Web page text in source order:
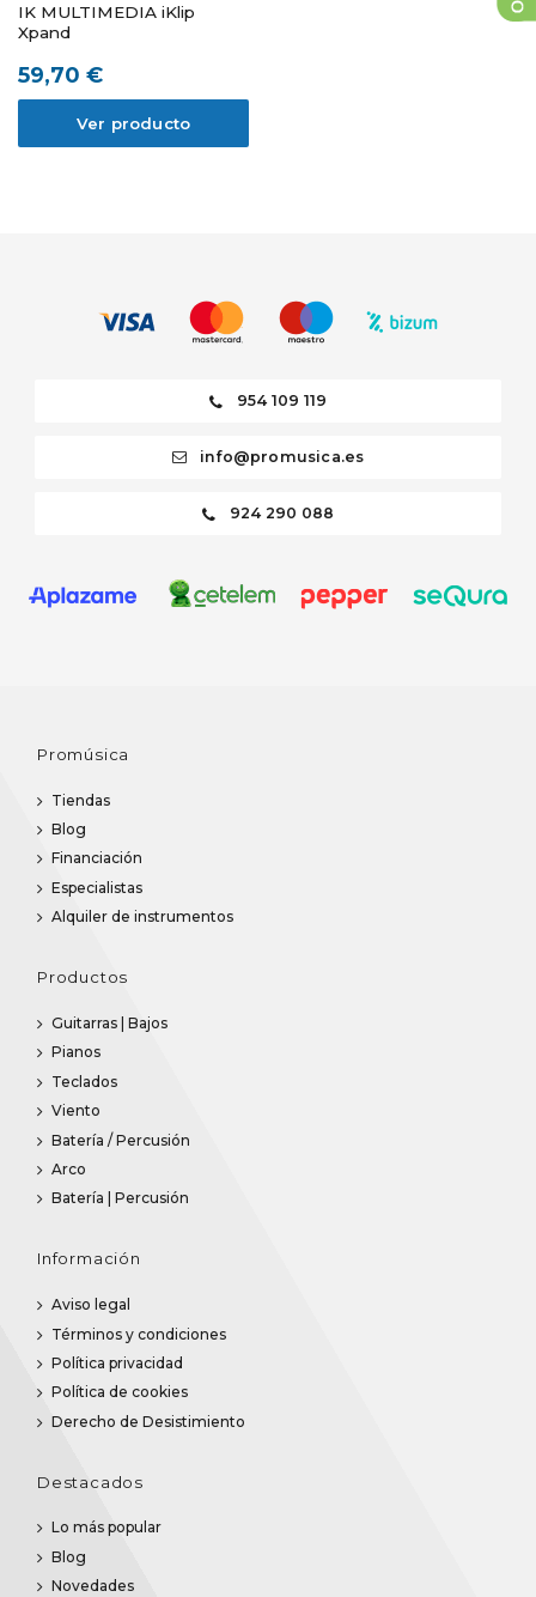
IK MULTIMEDIA iKlip
Xpand
59,70 €
Ver producto
954 109 119
info@promusica.es
924 290 088
Promúsica
Tiendas
Blog
Financiación
Especialistas
Alquiler de instrumentos
Productos
Guitarras | Bajos
Pianos
Teclados
Viento
Batería / Percusión
Arco
Batería | Percusión
Información
Aviso legal
Términos y condiciones
Política privacidad
Política de cookies
Derecho de Desistimiento
Destacados
Lo más popular
Blog
Novedades